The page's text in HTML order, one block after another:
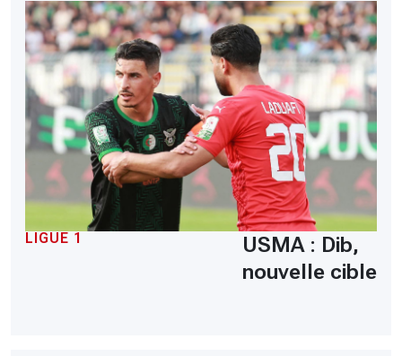
LIGUE 1
USMA : Dib,
nouvelle cible